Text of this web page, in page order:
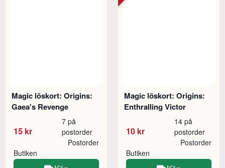
Magic löskort: Origins:
Gaea's Revenge
15 kr
7 på
postorder
Butiken
Postorder
Magic löskort: Origins:
Enthralling Victor
10 kr
14 på
postorder
Butiken
Postorder